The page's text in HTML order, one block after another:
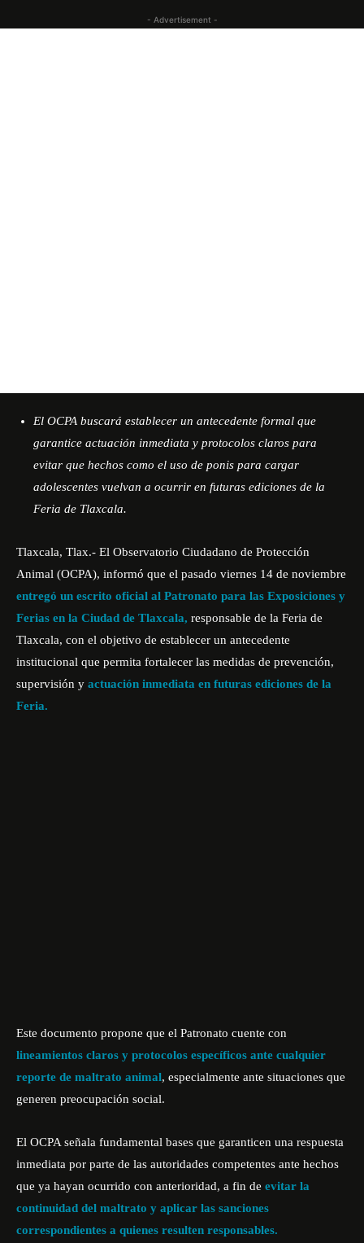
- Advertisement -
El OCPA buscará establecer un antecedente formal que
garantice actuación inmediata y protocolos claros para
evitar que hechos como el uso de ponis para cargar
adolescentes vuelvan a ocurrir en futuras ediciones de la
Feria de Tlaxcala.
Tlaxcala, Tlax.- El Observatorio Ciudadano de Protección
Animal (OCPA), informó que el pasado viernes 14 de noviembre
entregó un escrito oficial al Patronato para las Exposiciones y
Ferias en la Ciudad de Tlaxcala, responsable de la Feria de
Tlaxcala, con el objetivo de establecer un antecedente
institucional que permita fortalecer las medidas de prevención,
supervisión y actuación inmediata en futuras ediciones de la
Feria.
Este documento propone que el Patronato cuente con
lineamientos claros y protocolos específicos ante cualquier
reporte de maltrato animal, especialmente ante situaciones que
generen preocupación social.
El OCPA señala fundamental bases que garanticen una respuesta
inmediata por parte de las autoridades competentes ante hechos
que ya hayan ocurrido con anterioridad, a fin de evitar la
continuidad del maltrato y aplicar las sanciones
correspondientes a quienes resulten responsables.